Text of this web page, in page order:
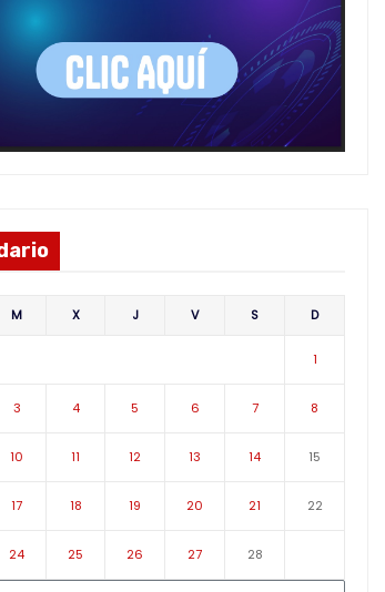
M X J V S D
1
3 4 5 6 7 8
10 11 12 13 14 15
17 18 19 20 21 22
24 25 26 27 28